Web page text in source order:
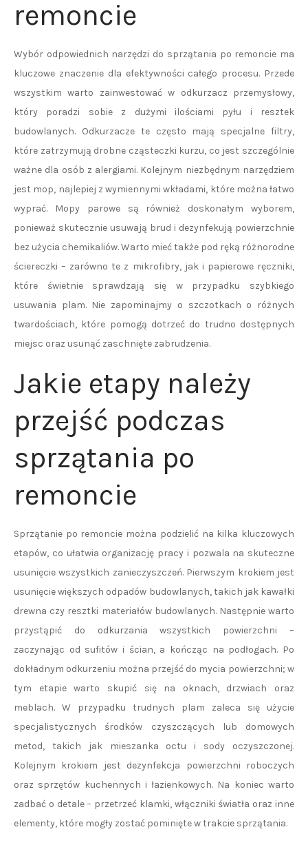
remoncie
Wybór odpowiednich narzędzi do sprzątania po remoncie ma
kluczowe znaczenie dla efektywności całego procesu. Przede
wszystkim warto zainwestować w odkurzacz przemysłowy,
który poradzi sobie z dużymi ilościami pyłu i resztek
budowlanych. Odkurzacze te często mają specjalne filtry,
które zatrzymują drobne cząsteczki kurzu, co jest szczególnie
ważne dla osób z alergiami. Kolejnym niezbędnym narzędziem
jest mop, najlepiej z wymiennymi wkładami, które można łatwo
wyprać. Mopy parowe są również doskonałym wyborem,
ponieważ skutecznie usuwają brud i dezynfekują powierzchnie
bez użycia chemikaliów. Warto mieć także pod ręką różnorodne
ściereczki – zarówno te z mikrofibry, jak i papierowe ręczniki,
które świetnie sprawdzają się w przypadku szybkiego
usuwania plam. Nie zapominajmy o szczotkach o różnych
twardościach, które pomogą dotrzeć do trudno dostępnych
miejsc oraz usunąć zaschnięte zabrudzenia.
Jakie etapy należy
przejść podczas
sprzątania po
remoncie
Sprzątanie po remoncie można podzielić na kilka kluczowych
etapów, co ułatwia organizację pracy i pozwala na skuteczne
usunięcie wszystkich zanieczyszczeń. Pierwszym krokiem jest
usunięcie większych odpadów budowlanych, takich jak kawałki
drewna czy resztki materiałów budowlanych. Następnie warto
przystąpić do odkurzania wszystkich powierzchni –
zaczynając od sufitów i ścian, a kończąc na podłogach. Po
dokładnym odkurzeniu można przejść do mycia powierzchni; w
tym etapie warto skupić się na oknach, drzwiach oraz
meblach. W przypadku trudnych plam zaleca się użycie
specjalistycznych środków czyszczących lub domowych
metod, takich jak mieszanka octu i sody oczyszczonej.
Kolejnym krokiem jest dezynfekcja powierzchni roboczych
oraz sprzętów kuchennych i łazienkowych. Na koniec warto
zadbać o detale – przetrzeć klamki, włączniki światła oraz inne
elementy, które mogły zostać pominięte w trakcie sprzątania.